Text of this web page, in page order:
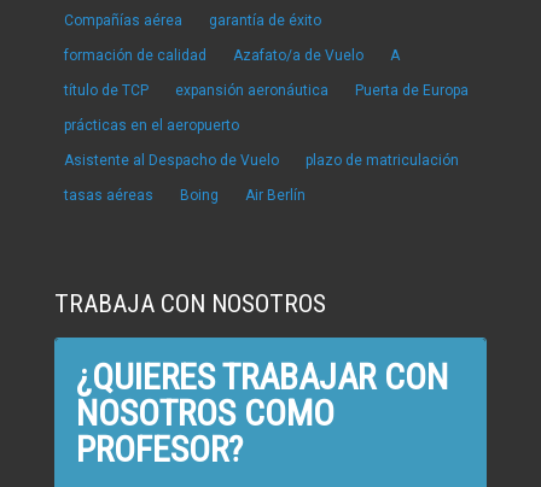
Compañías aérea garantía de éxito
formación de calidad Azafato/a de Vuelo A
título de TCP expansión aeronáutica Puerta de Europa
prácticas en el aeropuerto
Asistente al Despacho de Vuelo plazo de matriculación
tasas aéreas Boing Air Berlín
TRABAJA CON NOSOTROS
¿QUIERES TRABAJAR CON
NOSOTROS COMO
PROFESOR?